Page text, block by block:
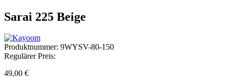
Sarai 225 Beige
Produktnummer: 9WYSV-80-150
Regulärer Preis:
49,00 €